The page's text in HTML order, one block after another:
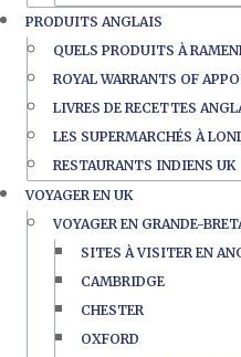
PRODUITS ANGLAIS
QUELS PRODUITS À
ROYAL WARRANTS OF
LIVRES DE RECETTES
LES SUPERMARCHÉS À
RESTAURANTS INDIENS UK
VOYAGER EN UK
VOYAGER EN GRANDE-
SITES À VISITER EN
CAMBRIDGE
CHESTER
OXFORD